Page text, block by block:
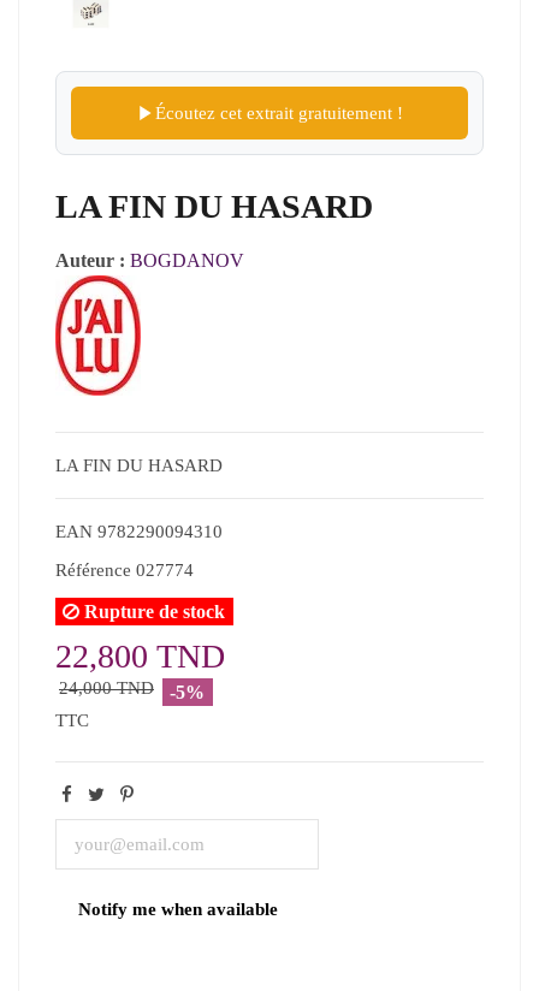
Écoutez cet extrait gratuitement !
LA FIN DU HASARD
Auteur : BOGDANOV
LA FIN DU HASARD
EAN 9782290094310
Référence 027774
Rupture de stock
22,800 TND
24,000 TND -5%
TTC